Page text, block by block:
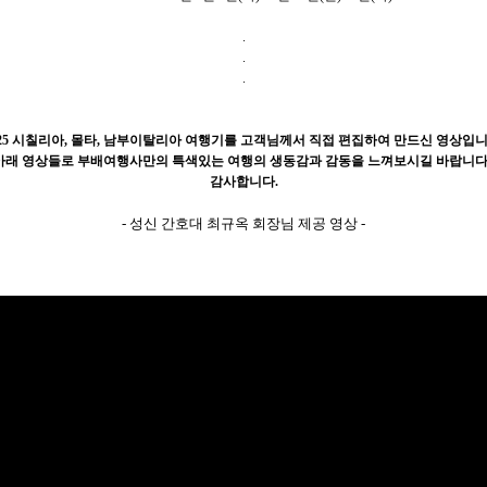
.
.
.
시칠리아, 몰타, 남부이탈리아 여행기를 고객님께서 직접 편집하여 만드신 영상입
래 영상들로 부배여행사만의 특색있는 여행의 생동감과 감동을 느껴보시길 바랍니
감사합니다.
- 성신 간호대 최규옥 회장님 제공 영상 -